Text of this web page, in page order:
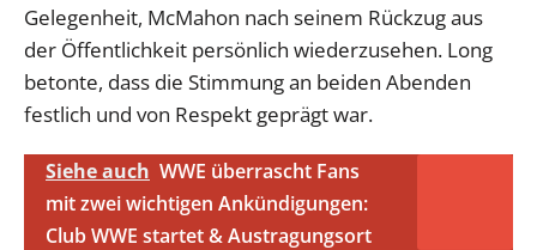
Gelegenheit, McMahon nach seinem Rückzug aus
der Öffentlichkeit persönlich wiederzusehen. Long
betonte, dass die Stimmung an beiden Abenden
festlich und von Respekt geprägt war.
Siehe auch WWE überrascht Fans
mit zwei wichtigen Ankündigungen:
Club WWE startet & Austragungsort